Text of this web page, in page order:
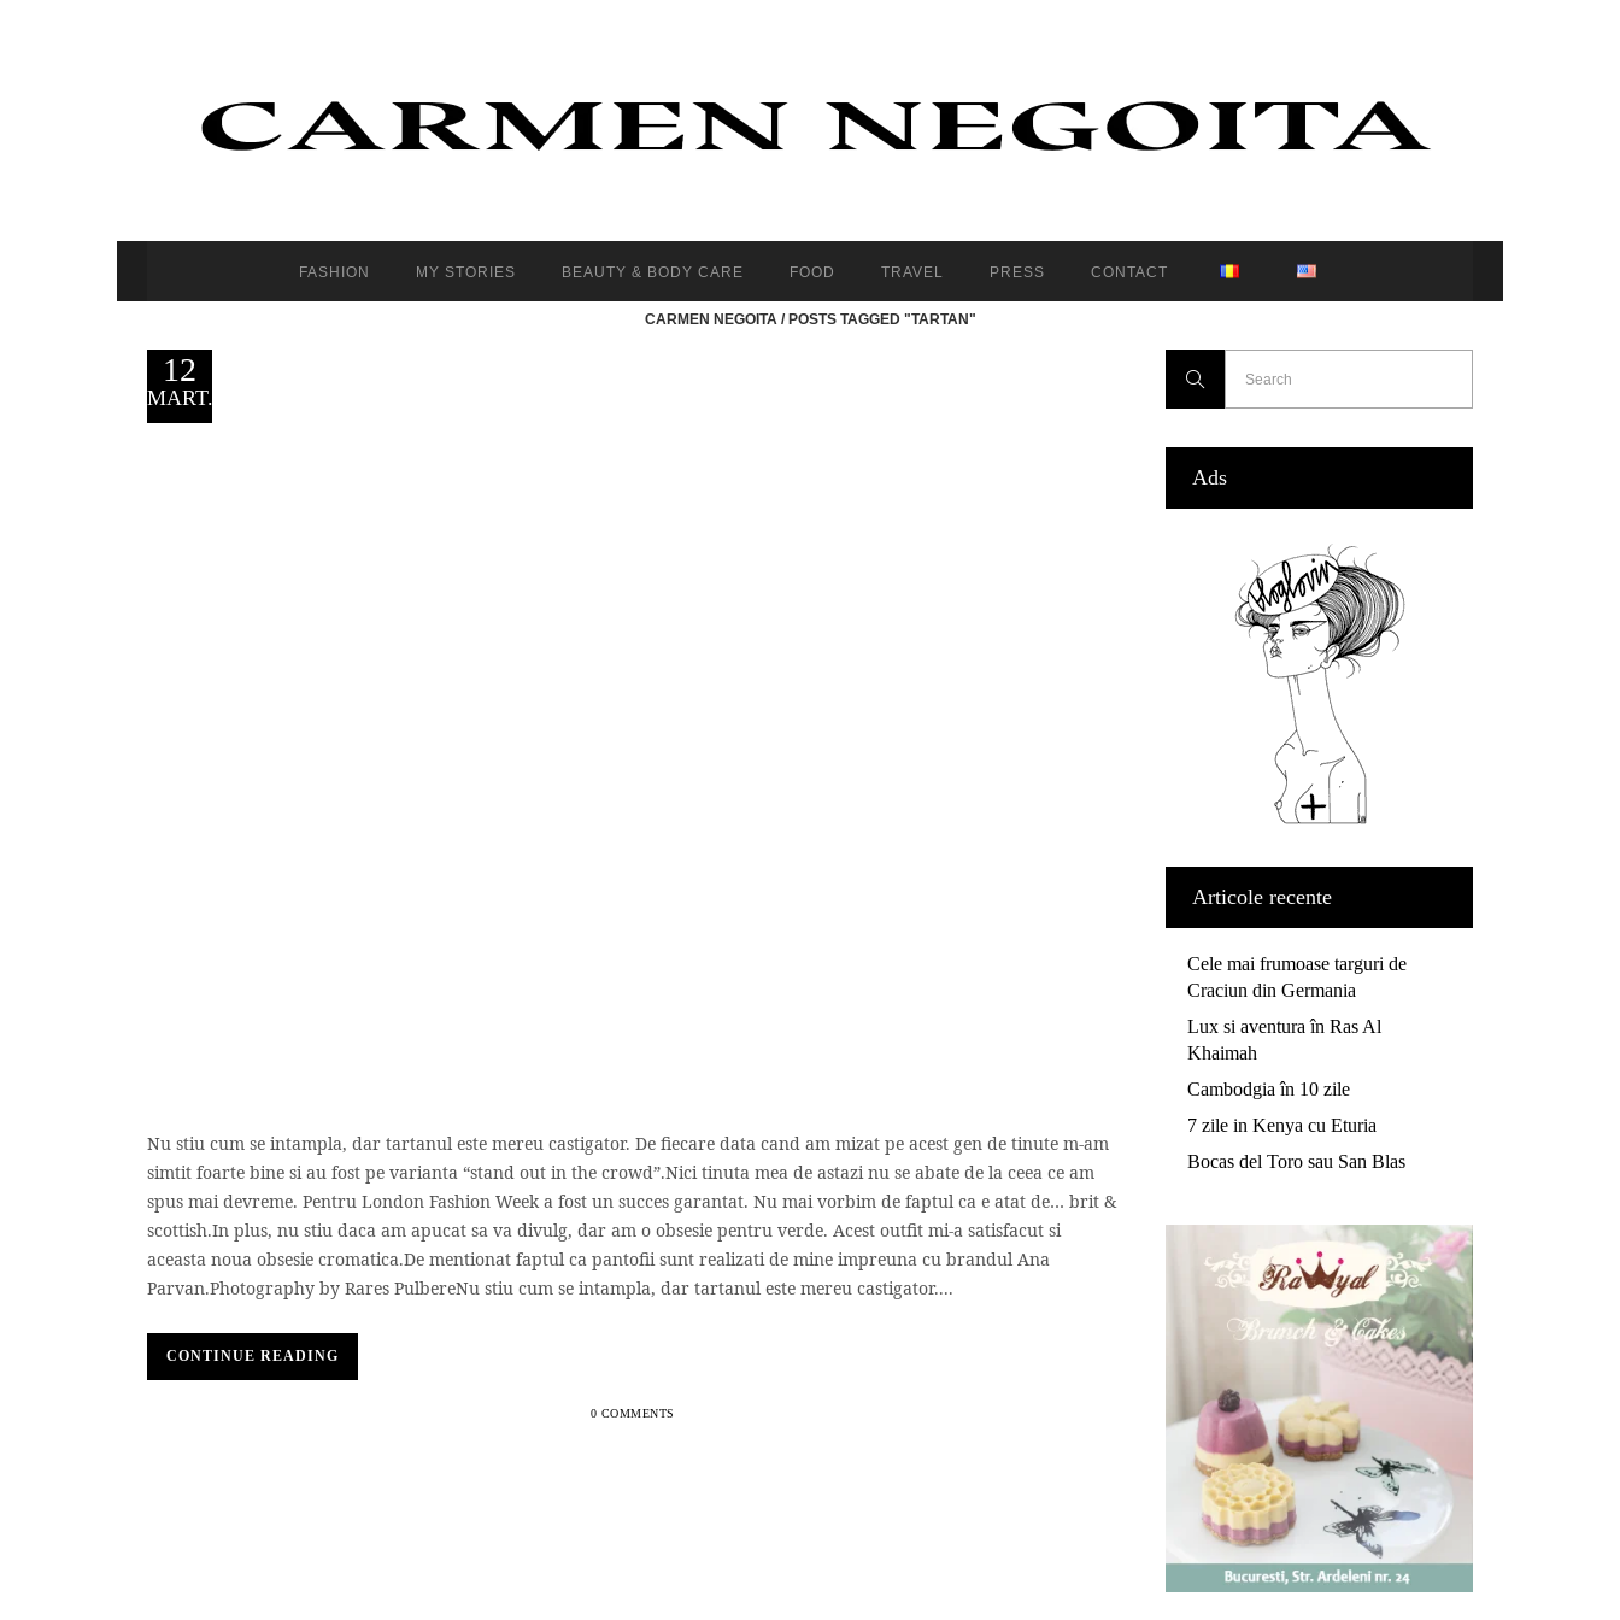
FASHION MY STORIES BEAUTY & BODY CARE FOOD TRAVEL PRESS CONTACT
CARMEN NEGOITA /POSTS TAGGED "TARTAN"
12
MART.
Nu stiu cum se intampla, dar tartanul este mereu castigator. De fiecare data cand am mizat pe acest gen de tinute m-am
simtit foarte bine si au fost pe varianta “stand out in the crowd”.Nici tinuta mea de astazi nu se abate de la ceea ce am
spus mai devreme. Pentru London Fashion Week a fost un succes garantat. Nu mai vorbim de faptul ca e atat de… brit &
scottish.In plus, nu stiu daca am apucat sa va divulg, dar am o obsesie pentru verde. Acest outfit mi-a satisfacut si
aceasta noua obsesie cromatica.De mentionat faptul ca pantofii sunt realizati de mine impreuna cu brandul Ana
Parvan.Photography by Rares PulbereNu stiu cum se intampla, dar tartanul este mereu castigator....
CONTINUE READING
0 COMMENTS
Ads
Articole recente
Cele mai frumoase targuri de
Craciun din Germania
Lux si aventura în Ras Al
Khaimah
Cambodgia în 10 zile
7 zile in Kenya cu Eturia
Bocas del Toro sau San Blas